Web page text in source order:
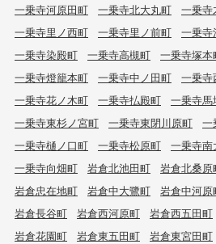
一乗寺河原田町
一乗寺北大丸町 一乗寺
一乗寺里ノ西町
一乗寺里ノ前町 一乗寺
一乗寺染殿町
一乗寺高槻町 一乗寺塚本
一乗寺燈籠本町
一乗寺中ノ田町 一乗寺
一乗寺花ノ木町
一乗寺払殿町 一乗寺馬
一乗寺東杉ノ宮町
一乗寺東閉川原町
一
一乗寺樋ノ口町
一乗寺松原町 一乗寺南
一乗寺向畑町
岩倉北池田町 岩倉北桑原
岩倉忠在地町
岩倉中大鷺町 岩倉中河原
岩倉長谷町
岩倉西河原町 岩倉西五田町
岩倉花園町
岩倉東五田町 岩倉東宮田町